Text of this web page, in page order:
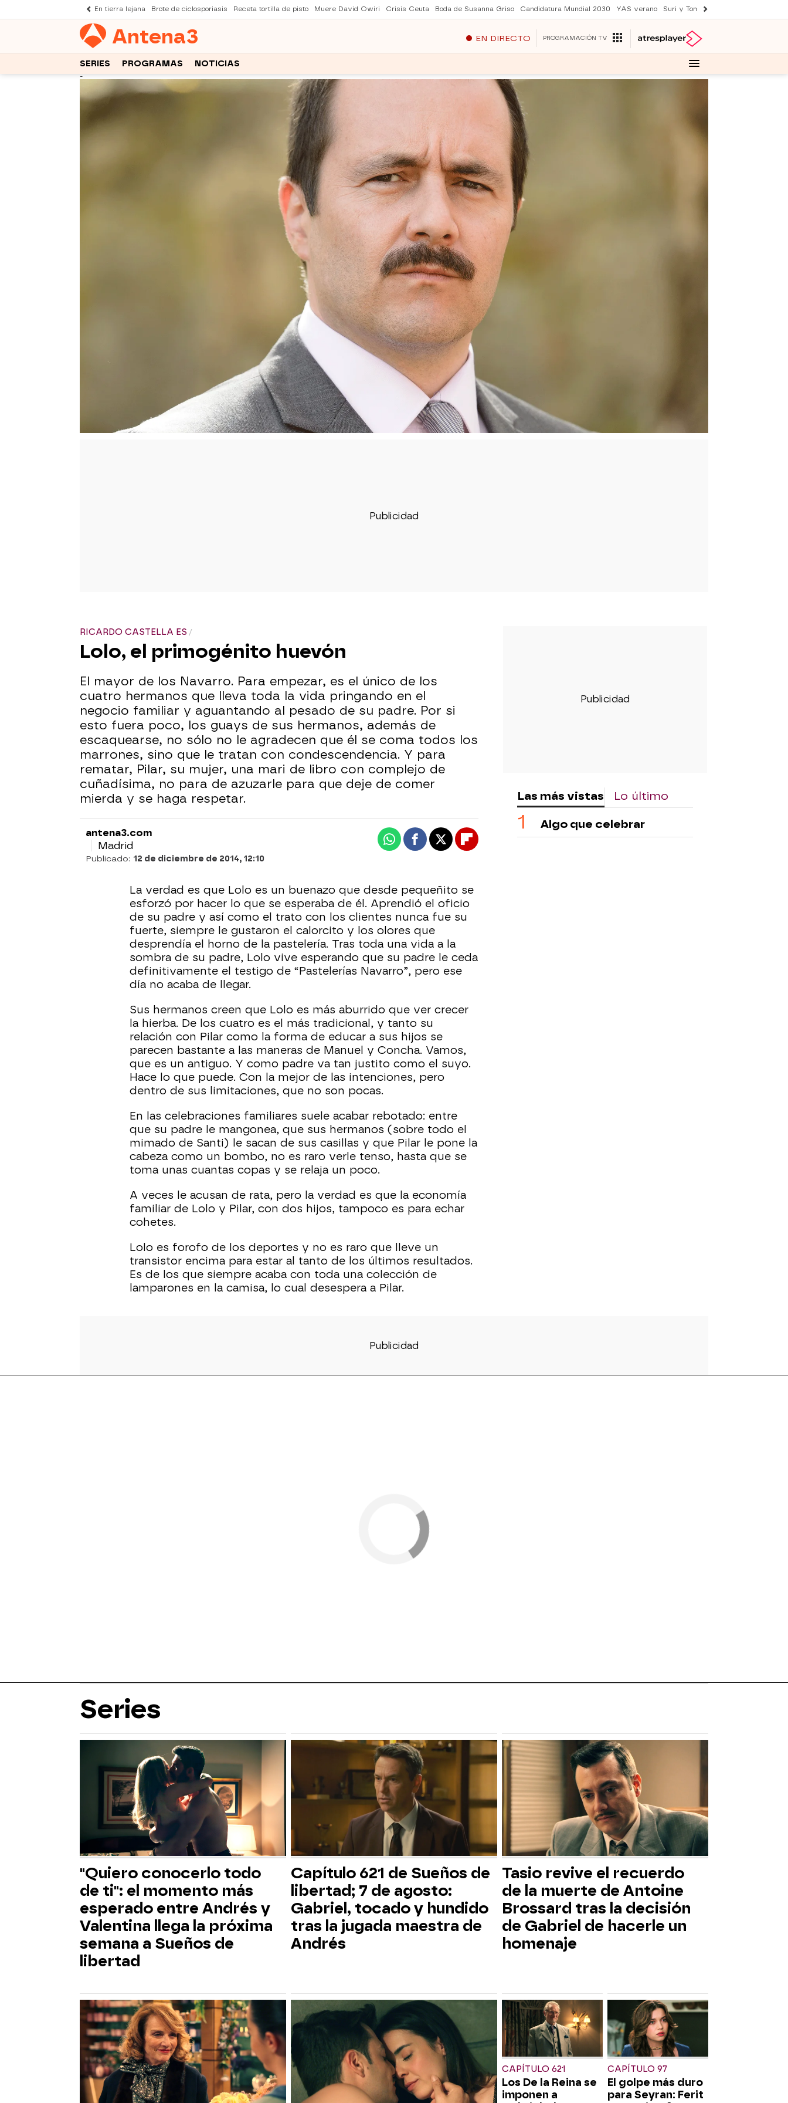
En tierra lejana Brote de ciclosporiasis Receta tortilla de pisto Muere David Owiri Crisis Ceuta Boda de Susanna Griso Candidatura Mundial 2030 YAS verano Suri y Tom Cruise
Antena3 EN DIRECTO PROGRAMACIÓN TV
SERIES PROGRAMAS NOTICIAS
-
RICARDO CASTELLA ES
Lolo, el primogénito huevón
El mayor de los Navarro. Para empezar, es el único de los
cuatro hermanos que lleva toda la vida pringando en el
negocio familiar y aguantando al pesado de su padre. Por si
esto fuera poco, los guays de sus hermanos, además de
escaquearse, no sólo no le agradecen que él se coma todos los
marrones, sino que le tratan con condescendencia. Y para
rematar, Pilar, su mujer, una mari de libro con complejo de
cuñadísima, no para de azuzarle para que deje de comer
mierda y se haga respetar.
antena3.com
Madrid
Publicado: 12 de diciembre de 2014, 12:10
WhatsappFacebook
X Flipboard
La verdad es que Lolo es un buenazo que desde pequeñito se
esforzó por hacer lo que se esperaba de él. Aprendió el oficio
de su padre y así como el trato con los clientes nunca fue su
fuerte, siempre le gustaron el calorcito y los olores que
desprendía el horno de la pastelería. Tras toda una vida a la
sombra de su padre, Lolo vive esperando que su padre le ceda
definitivamente el testigo de “Pastelerías Navarro”, pero ese
día no acaba de llegar.
Sus hermanos creen que Lolo es más aburrido que ver crecer
la hierba. De los cuatro es el más tradicional, y tanto su
relación con Pilar como la forma de educar a sus hijos se
parecen bastante a las maneras de Manuel y Concha. Vamos,
que es un antiguo. Y como padre va tan justito como el suyo.
Hace lo que puede. Con la mejor de las intenciones, pero
dentro de sus limitaciones, que no son pocas.
En las celebraciones familiares suele acabar rebotado: entre
que su padre le mangonea, que sus hermanos (sobre todo el
mimado de Santi) le sacan de sus casillas y que Pilar le pone la
cabeza como un bombo, no es raro verle tenso, hasta que se
toma unas cuantas copas y se relaja un poco.
A veces le acusan de rata, pero la verdad es que la economía
familiar de Lolo y Pilar, con dos hijos, tampoco es para echar
cohetes.
Lolo es forofo de los deportes y no es raro que lleve un
transistor encima para estar al tanto de los últimos resultados.
Es de los que siempre acaba con toda una colección de
lamparones en la camisa, lo cual desespera a Pilar.
Las más vistas Lo último
Algo que celebrar
Series
"Quiero conocerlo todo
de ti": el momento más
esperado entre Andrés y
Valentina llega la próxima
semana a Sueños de
libertad
Capítulo 621 de Sueños de
libertad; 7 de agosto:
Gabriel, tocado y hundido
tras la jugada maestra de
Andrés
Tasio revive el recuerdo
de la muerte de Antoine
Brossard tras la decisión
de Gabriel de hacerle un
homenaje
CAPÍTULO 621
Los De la Reina se
imponen a
CAPÍTULO 97
El golpe más duro
para Seyran: Ferit